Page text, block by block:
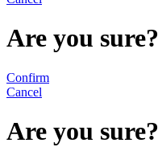
Are you sure?
Confirm
Cancel
Are you sure?